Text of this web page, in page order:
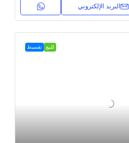
البريد الإلكتروني
للبيع تقسيط